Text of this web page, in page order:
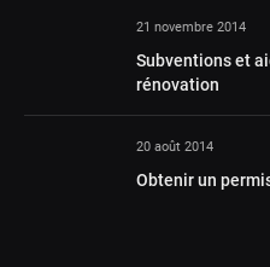
21 novembre 2014
Subventions et
rénovation
20 août 2014
Obtenir un